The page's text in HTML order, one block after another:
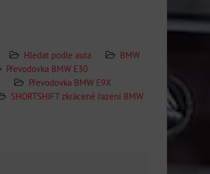
Hledat podle auta
BMW
Převodovka BMW E30
Převodovka BMW E9X
SHORTSHIFT zkrácené řazení BMW